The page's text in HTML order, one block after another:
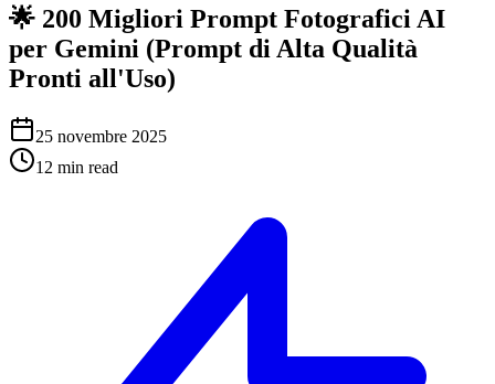
🌟 200 Migliori Prompt Fotografici AI
per Gemini (Prompt di Alta Qualità
Pronti all'Uso)
25 novembre 2025
12 min read